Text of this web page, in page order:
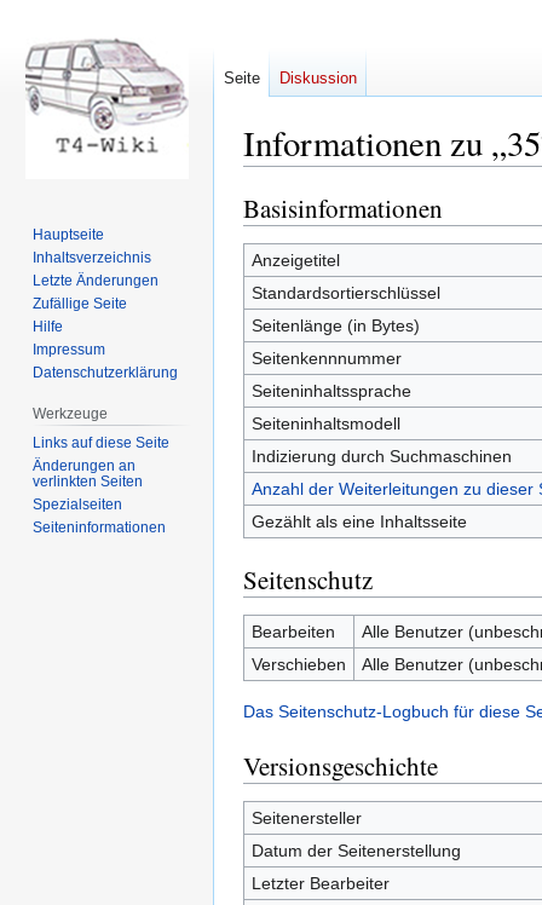
Informationen zu
Zur
Navigation
springen
Zur
Suche
springen
Basisinformationen
Anzeigetitel
Standardsortierschlüssel
Seitenlänge (in Bytes)
Seitenkennnummer
Seiteninhaltssprache
Seiteninhaltsmodell
Indizierung durch Suchmaschinen
Anzahl der Weiterleitungen zu dieser
Gezählt als eine Inhaltsseite
Seitenschutz
Bearbeiten
Alle Benutzer
Verschieben
Alle Benutzer
Das Seitenschutz-Logbuch für diese
Versionsgeschichte
Seitenersteller
Datum der Seitenerstellung
Letzter Bearbeiter
Seite Diskussion
Hauptseite
Inhaltsverzeichnis
Letzte Änderungen
Zufällige Seite
Hilfe
Impressum
Datenschutzerklärung
Werkzeuge
Links auf diese Seite
Änderungen an
verlinkten Seiten
Spezialseiten
Seiten­informationen